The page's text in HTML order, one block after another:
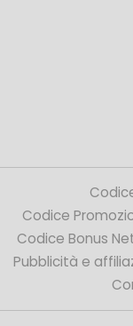
Codice
Codice Bonus
Pubblicità e